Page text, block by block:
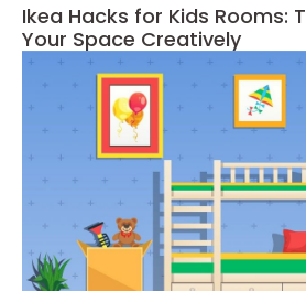
Ikea Hacks for Kids Rooms:
Your Space Creatively